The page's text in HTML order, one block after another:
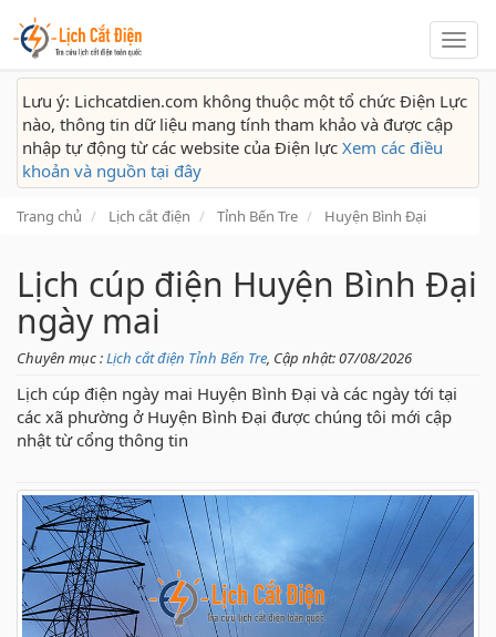
Lịch
cắt
Lưu ý: Lichcatdien.com không thuộc một tổ chức Điện Lực
nào, thông tin dữ liệu mang tính tham khảo và được cập
nhập tự động từ các website của Điện lực Xem các điều
khoản và nguồn tại đây
Trang chủ Lịch cắt điện Tỉnh Bến Tre Huyện Bình Đại
Lịch cúp điện Huyện Bình Đại
ngày mai
Chuyên mục :Lịch cắt điện Tỉnh Bến Tre, Cập nhật: 07/08/2026
Lịch cúp điện ngày mai Huyện Bình Đại và các ngày tới tại
các xã phường ở Huyện Bình Đại được chúng tôi mới cập
nhật từ cổng thông tin